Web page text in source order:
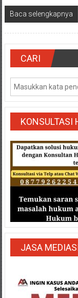
Kidul/Wonosari/
Yogyakarta/Jogja/
kalten/Solo/
Purwakarta,
Sukoharjo/
Semarang/
Batang/Brebes/
Purworejo,
Kebumen/
Batu/
Blitar/Surabaya/
Bekasi/Jakarta
selatan/
Jakarta
Utara/
Pusat/
Lampung
Barat/
Lampung
Jambi/
Baca selengkapnya
CARI
KONSULTASI
JASA